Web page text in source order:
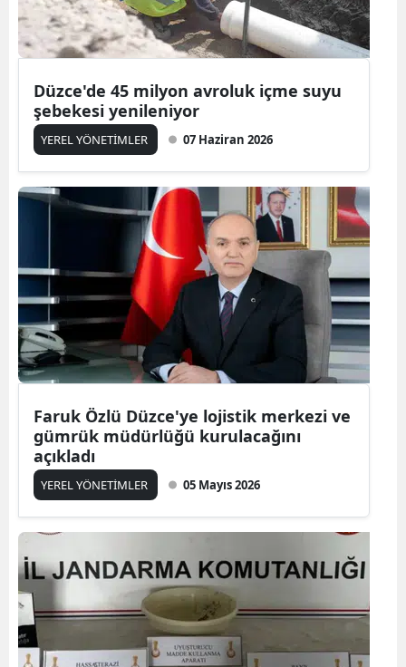
Düzce'de 45 milyon avroluk içme suyu
şebekesi yenileniyor
YEREL YÖNETİMLER 07 Haziran 2026
Faruk Özlü Düzce'ye lojistik merkezi ve
gümrük müdürlüğü kurulacağını
açıkladı
YEREL YÖNETİMLER 05 Mayıs 2026